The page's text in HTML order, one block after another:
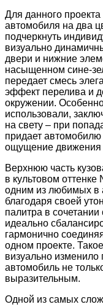
Для данного
автомобиля на два
подчеркнуть
визуально
двери и нижние
насыщенном сине-
передает смесь
эффект перелива и
окружении.
использовали,
на свету – при
придает
ощущение движения
Верхнюю часть
в культовом оттенке
одним из любимых в
благодаря своей
палитра в
идеально
гармонично
одном проекте.
визуально изменило
автомобиль не
выразительным.
Одной из самых